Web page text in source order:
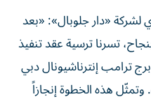
لشركة «دار جلوبال»: «بعد
تسرنا ترسية عقد تنفيذ
ترامب إنترناشيونال دبي
هذه الخطوة إنجازاً